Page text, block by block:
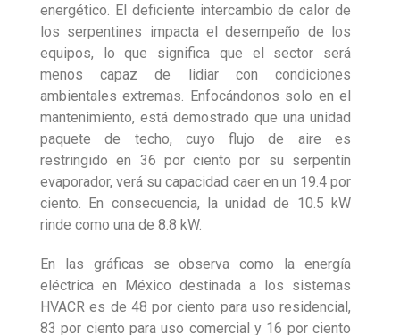
energético. El deficiente intercambio de calor de
los serpentines impacta el desempeño de los
equipos, lo que significa que el sector será
menos capaz de lidiar con condiciones
ambientales extremas. Enfocándonos solo en el
mantenimiento, está demostrado que una unidad
paquete de techo, cuyo flujo de aire es
restringido en 36 por ciento por su serpentín
evaporador, verá su capacidad caer en un 19.4 por
ciento. En consecuencia, la unidad de 10.5 kW
rinde como una de 8.8 kW.
En las gráficas se observa como la energía
eléctrica en México destinada a los sistemas
HVACR es de 48 por ciento para uso residencial,
83 por ciento para uso comercial y 16 por ciento